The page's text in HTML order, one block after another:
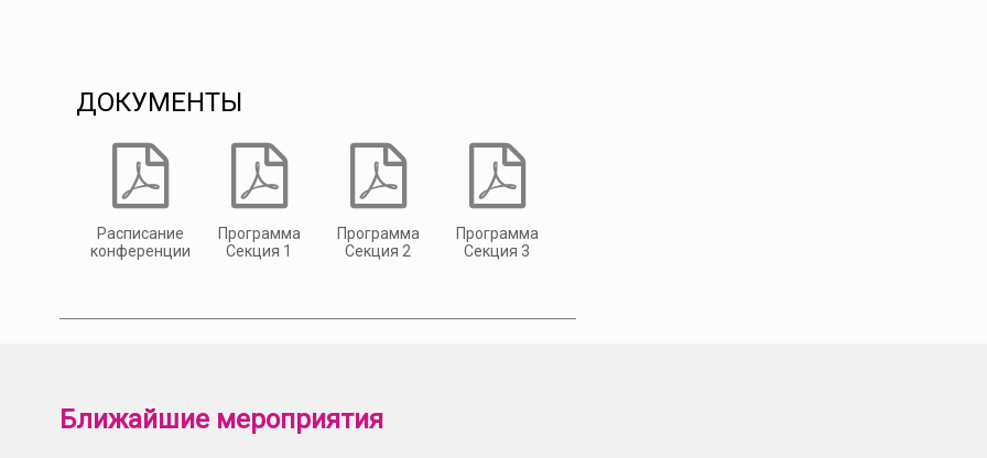
ДОКУМЕНТЫ
Расписание
конференции
Программа
Секция 1
Программа
Секция 2
Программа
Секция 3
Ближайшие мероприятия